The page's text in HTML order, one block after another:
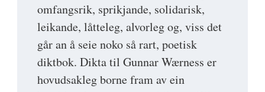
omfangsrik, sprikjande, solidarisk,
leikande, låtteleg, alvorleg og, viss det
går an å seie noko så rart, poetisk
diktbok. Dikta til Gunnar Wærness er
hovudsakleg borne fram av ein